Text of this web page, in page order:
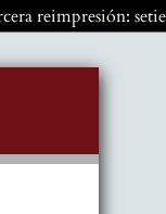
reimpresión: